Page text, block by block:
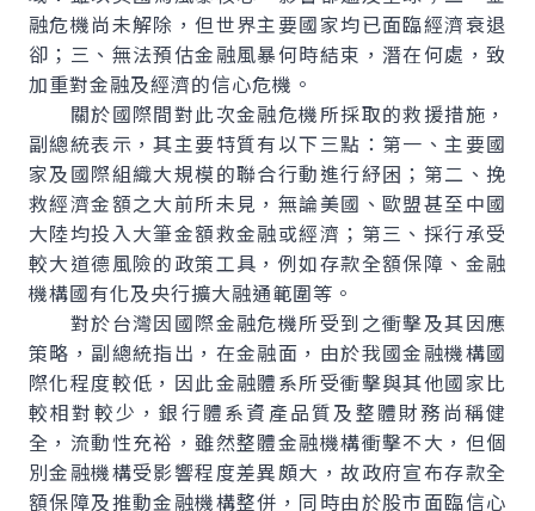
融危機尚未解除，但世界主要國家均已面臨經濟衰退
卻；三、無法預估金融風暴何時結束，潛在何處，致
加重對金融及經濟的信心危機。
關於國際間對此次金融危機所採取的救援措施，
副總統表示，其主要特質有以下三點：第一、主要國
家及國際組織大規模的聯合行動進行紓困；第二、挽
救經濟金額之大前所未見，無論美國、歐盟甚至中國
大陸均投入大筆金額救金融或經濟；第三、採行承受
較大道德風險的政策工具，例如存款全額保障、金融
機構國有化及央行擴大融通範圍等。
對於台灣因國際金融危機所受到之衝擊及其因應
策略，副總統指出，在金融面，由於我國金融機構國
際化程度較低，因此金融體系所受衝擊與其他國家比
較相對較少，銀行體系資產品質及整體財務尚稱健
全，流動性充裕，雖然整體金融機構衝擊不大，但個
別金融機構受影響程度差異頗大，故政府宣布存款全
額保障及推動金融機構整併，同時由於股市面臨信心